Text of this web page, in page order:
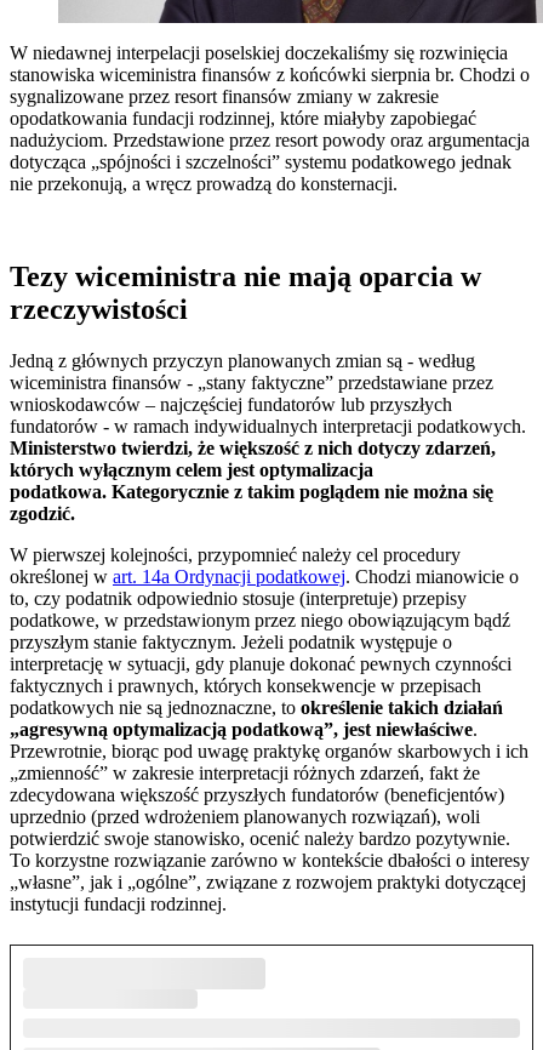
W niedawnej interpelacji poselskiej doczekaliśmy się rozwinięcia
stanowiska wiceministra finansów z końcówki sierpnia br. Chodzi o
sygnalizowane przez resort finansów zmiany w zakresie
opodatkowania fundacji rodzinnej, które miałyby zapobiegać
nadużyciom. Przedstawione przez resort powody oraz argumentacja
dotycząca „spójności i szczelności” systemu podatkowego jednak
nie przekonują, a wręcz prowadzą do konsternacji.
Tezy wiceministra nie mają oparcia w
rzeczywistości
Jedną z głównych przyczyn planowanych zmian są - według
wiceministra finansów - „stany faktyczne” przedstawiane przez
wnioskodawców – najczęściej fundatorów lub przyszłych
fundatorów - w ramach indywidualnych interpretacji podatkowych.
Ministerstwo twierdzi, że większość z nich dotyczy zdarzeń,
których wyłącznym celem jest optymalizacja
podatkowa. Kategorycznie z takim poglądem nie można się
zgodzić.
W pierwszej kolejności, przypomnieć należy cel procedury
określonej w art. 14a Ordynacji podatkowej. Chodzi mianowicie o
to, czy podatnik odpowiednio stosuje (interpretuje) przepisy
podatkowe, w przedstawionym przez niego obowiązującym bądź
przyszłym stanie faktycznym. Jeżeli podatnik występuje o
interpretację w sytuacji, gdy planuje dokonać pewnych czynności
faktycznych i prawnych, których konsekwencje w przepisach
podatkowych nie są jednoznaczne, to określenie takich działań
„agresywną optymalizacją podatkową”, jest niewłaściwe.
Przewrotnie, biorąc pod uwagę praktykę organów skarbowych i ich
„zmienność” w zakresie interpretacji różnych zdarzeń, fakt że
zdecydowana większość przyszłych fundatorów (beneficjentów)
uprzednio (przed wdrożeniem planowanych rozwiązań), woli
potwierdzić swoje stanowisko, ocenić należy bardzo pozytywnie.
To korzystne rozwiązanie zarówno w kontekście dbałości o interesy
„własne”, jak i „ogólne”, związane z rozwojem praktyki dotyczącej
instytucji fundacji rodzinnej.